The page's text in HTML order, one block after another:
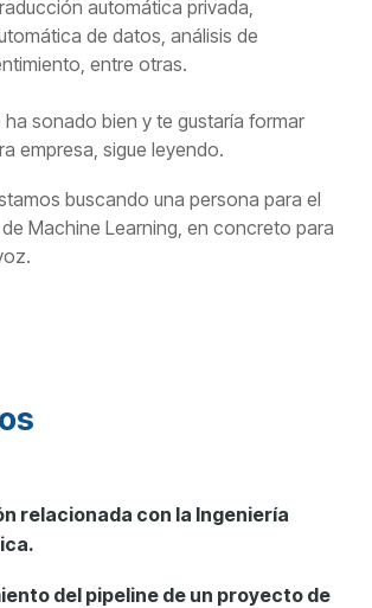
automática privada,
de datos, análisis de
entre otras.
sonado bien y te gustaría formar
empresa, sigue leyendo.
buscando una persona para el
Machine Learning, en concreto para
relacionada con la Ingeniería
del pipeline de un proyecto de